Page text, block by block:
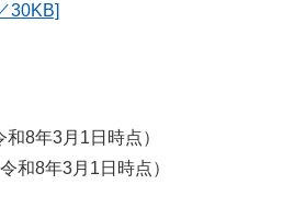
30KB]
和8年3月1日時点）
令和8年3月1日時点）